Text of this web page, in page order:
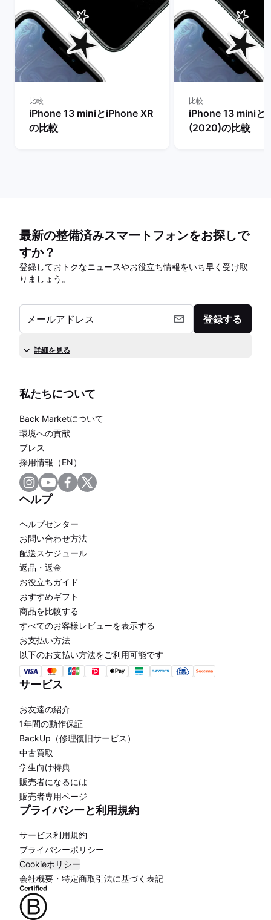
比較
iPhone 13 miniとiPhone XR
の比較
比較
iPhone 13 miniと
(2020)の比較
最新の整備済みスマートフォンをお探しで
すか？
登録しておトクなニュースやお役立ち情報をいち早く受け取
りましょう。
メールアドレス 登録する
詳細を見る
私たちについて
Back Marketについて
環境への貢献
プレス
採用情報（EN）
ヘルプ
ヘルプセンター
お問い合わせ方法
配送スケジュール
返品・返金
お役立ちガイド
おすすめギフト
商品を比較する
すべてのお客様レビューを表示する
お支払い方法
以下のお支払い方法をご利用可能です
サービス
お友達の紹介
1年間の動作保証
BackUp（修理復旧サービス）
中古買取
学生向け特典
販売者になるには
販売者専用ページ
プライバシーと利用規約
サービス利用規約
プライバシーポリシー
Cookieポリシー
会社概要・特定商取引法に基づく表記